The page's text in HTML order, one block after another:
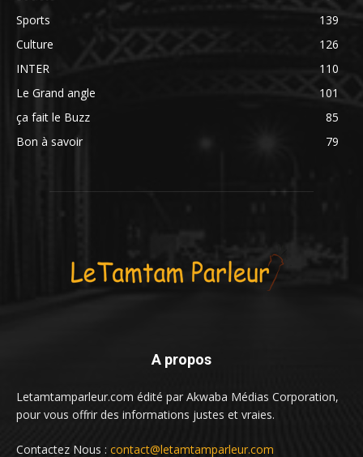
Sports
139
Culture
126
INTER
110
Le Grand angle
101
ça fait le Buzz
85
Bon à savoir
79
A propos
Letamtamparleur.com édité par Akwaba Médias Corporation,
pour vous offrir des informations justes et vraies.
Contactez Nous : contact@letamtamparleur.com